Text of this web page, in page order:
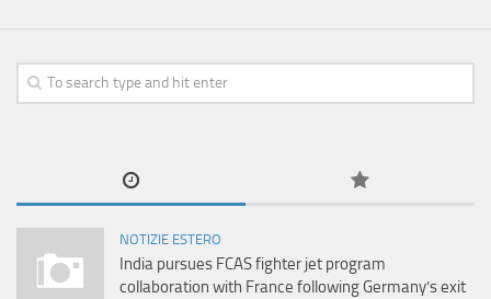
NOTIZIE ESTERO
India pursues FCAS fighter jet program
collaboration with France following Germany’s exit